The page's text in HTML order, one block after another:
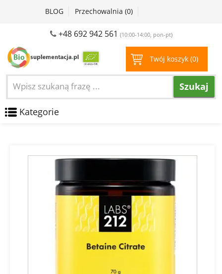
BLOG Przechowalnia (0)
+48 692 942 561 (10:00-14:00, pon-pt)
Twój koszyk (0)
Szukaj
Kategorie